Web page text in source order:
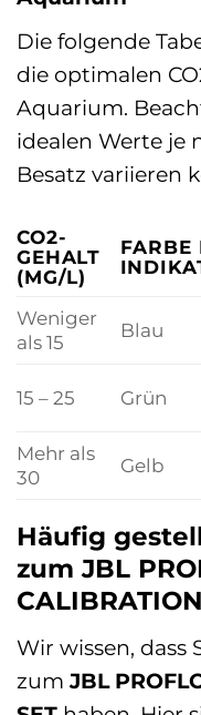
Die folgende
die optimalen
Aquarium.
idealen Werte je
Besatz variieren
CO2-
GEHALT
(MG/L)
FARBE
Weniger
als 15
Blau
15 – 25 Grün
Mehr als
30
Gelb
Häufig
zum JBL
Wir wissen, dass
zumJBL